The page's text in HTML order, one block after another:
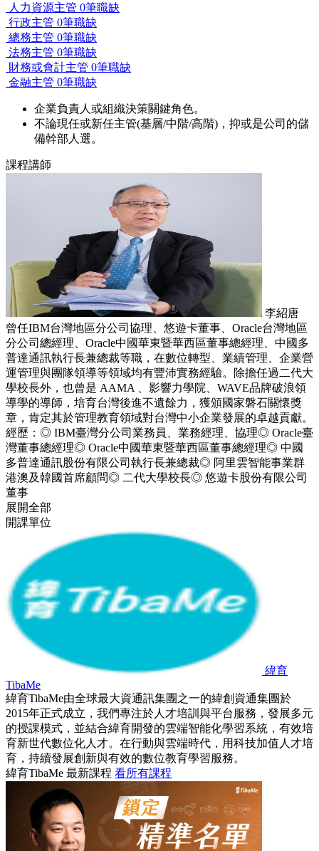
人力資源主管 0筆職缺
行政主管 0筆職缺
總務主管 0筆職缺
法務主管 0筆職缺
財務或會計主管 0筆職缺
金融主管 0筆職缺
企業負責人或組織決策關鍵角色。
不論現任或新任主管(基層/中階/高階)，抑或是公司的儲
備幹部人選。
課程講師
李紹唐
曾任IBM台灣地區分公司協理、悠遊卡董事、Oracle台灣地區
分公司總經理、Oracle中國華東暨華西區董事總經理、中國多
普達通訊執行長兼總裁等職，在數位轉型、業績管理、企業營
運管理與團隊領導等領域均有豐沛實務經驗。除擔任過二代大
學校長外，也曾是 AAMA 、影響力學院、WAVE品牌破浪領
導學的導師，培育台灣後進不遺餘力，獲頒國家磐石關懷獎
章，肯定其於管理教育領域對台灣中小企業發展的卓越貢獻。
經歷：◎ IBM臺灣分公司業務員、業務經理、協理◎ Oracle臺
灣董事總經理◎ Oracle中國華東暨華西區董事總經理◎ 中國
多普達通訊股份有限公司執行長兼總裁◎ 阿里雲智能事業群
港澳及韓國首席顧問◎ 二代大學校長◎ 悠遊卡股份有限公司
董事
展開全部
開課單位
緯育
TibaMe
緯育TibaMe由全球最大資通訊集團之一的緯創資通集團於
2015年正式成立，我們專注於人才培訓與平台服務，發展多元
的授課模式，並結合緯育開發的雲端智能化學習系統，有效培
育新世代數位化人才。在行動與雲端時代，用科技加值人才培
育，持續發展創新與有效的數位教育學習服務。
緯育TibaMe 最新課程 看所有課程